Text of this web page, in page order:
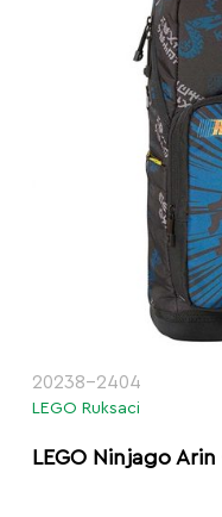
20238-2404
LEGO Ruksaci
LEGO Ninjago